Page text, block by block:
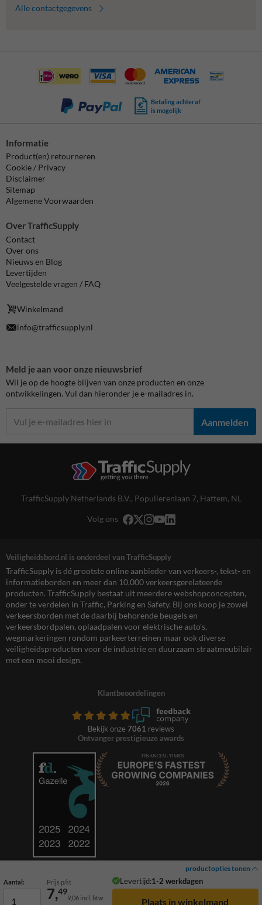
productopties tonen
Aantal: Prijs p/st Levertijd:1-2 werkdagen
7,49
9,06 incl. btw
Alle contactgegevens
Betaling achteraf
is mogelijk
Informatie
Product(en) retourneren
Cookie / Privacy
Disclaimer
Sitemap
Algemene Voorwaarden
Over TrafficSupply
Contact
Over ons
Nieuws en Blog
Levertijden
Veelgestelde vragen / FAQ
Winkelmand
info@trafficsupply.nl
Meld je aan voor onze nieuwsbrief
Wil je op de hoogte blijven van onze producten en onze
ontwikkelingen. Vul dan hieronder je e-mailadres in.
Aanmelden
TrafficSupply Netherlands B.V., Populierenlaan 7, Hattem, NL
Volg ons
Veiligheidsbord.nl is onderdeel van TrafficSupply
TrafficSupply is dé grootste online aanbieder van verkeers-, tekst- en
informatieborden en meer dan 10.000 verkeersgerelateerde
producten. TrafficSupply bestaat uit meerdere webshopconcepten,
onder te verdelen in Traffic, Parking en Safety. Bij ons koop je zowel
verkeersborden met de daarbij behorende beugels en
verkeersbordpalen, oplaadpalen voor elektrische auto’s,
wegmarkeringen rondom parkeerterreinen maar ook diverse
veiligheidsproducten voor de industrie en duurzaam straatmeubilair
met een mooi design.
Klantbeoordelingen
Bekijk onze 7061 reviews
Ontvanger prestigieuze awards